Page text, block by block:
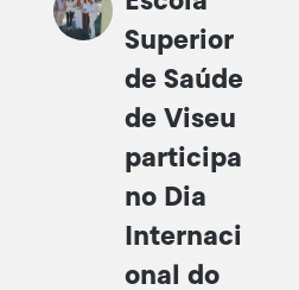
Superior
de Saúde
de Viseu
participa
no Dia
Internaci
onal do